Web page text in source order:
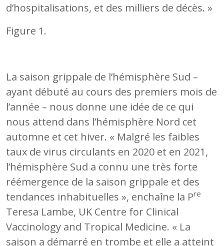
d’hospitalisations, et des milliers de décès. »
Figure 1.
La saison grippale de l’hémisphère Sud –
ayant débuté au cours des premiers mois de
l’année – nous donne une idée de ce qui
nous attend dans l’hémisphère Nord cet
automne et cet hiver. « Malgré les faibles
taux de virus circulants en 2020 et en 2021,
l’hémisphère Sud a connu une très forte
réémergence de la saison grippale et des
tendances inhabituelles », enchaîne la Pre
Teresa Lambe, UK Centre for Clinical
Vaccinology and Tropical Medicine. « La
saison a démarré en trombe et elle a atteint